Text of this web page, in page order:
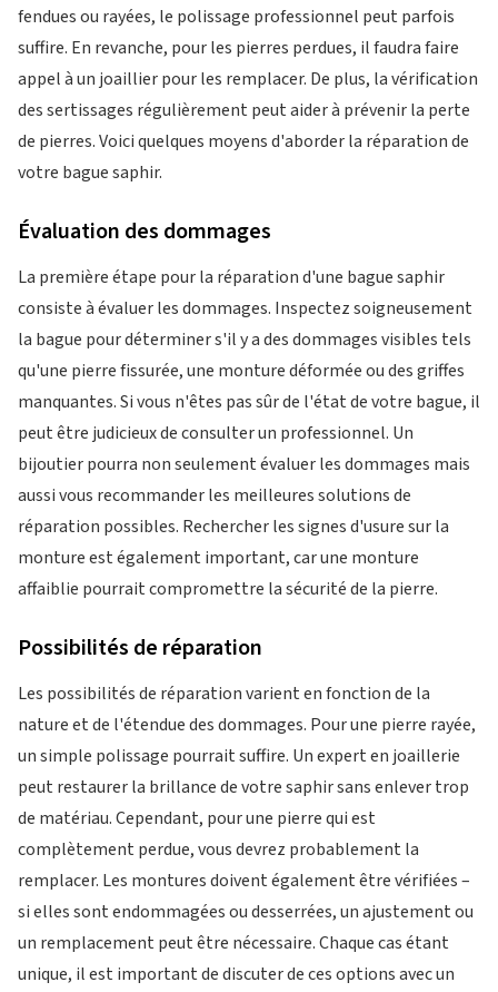
fendues ou rayées, le polissage professionnel peut parfois
suffire. En revanche, pour les pierres perdues, il faudra faire
appel à un joaillier pour les remplacer. De plus, la vérification
des sertissages régulièrement peut aider à prévenir la perte
de pierres. Voici quelques moyens d'aborder la réparation de
votre bague saphir.
Évaluation des dommages
La première étape pour la réparation d'une bague saphir
consiste à évaluer les dommages. Inspectez soigneusement
la bague pour déterminer s'il y a des dommages visibles tels
qu'une pierre fissurée, une monture déformée ou des griffes
manquantes. Si vous n'êtes pas sûr de l'état de votre bague, il
peut être judicieux de consulter un professionnel. Un
bijoutier pourra non seulement évaluer les dommages mais
aussi vous recommander les meilleures solutions de
réparation possibles. Rechercher les signes d'usure sur la
monture est également important, car une monture
affaiblie pourrait compromettre la sécurité de la pierre.
Possibilités de réparation
Les possibilités de réparation varient en fonction de la
nature et de l'étendue des dommages. Pour une pierre rayée,
un simple polissage pourrait suffire. Un expert en joaillerie
peut restaurer la brillance de votre saphir sans enlever trop
de matériau. Cependant, pour une pierre qui est
complètement perdue, vous devrez probablement la
remplacer. Les montures doivent également être vérifiées –
si elles sont endommagées ou desserrées, un ajustement ou
un remplacement peut être nécessaire. Chaque cas étant
unique, il est important de discuter de ces options avec un